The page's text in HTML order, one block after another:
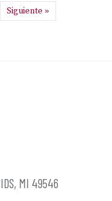
Siguiente »
MI 49546